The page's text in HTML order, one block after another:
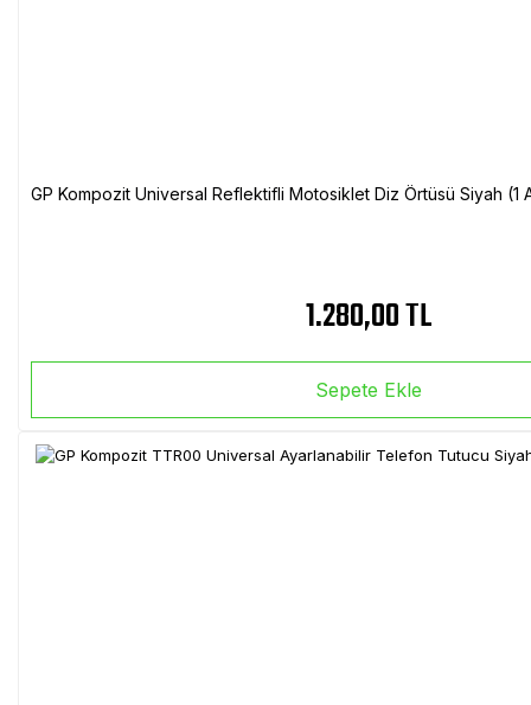
GP Kompozit Universal Reflektifli Motosiklet Diz Örtüsü Siyah
1.280,00 TL
Sepete Ekle